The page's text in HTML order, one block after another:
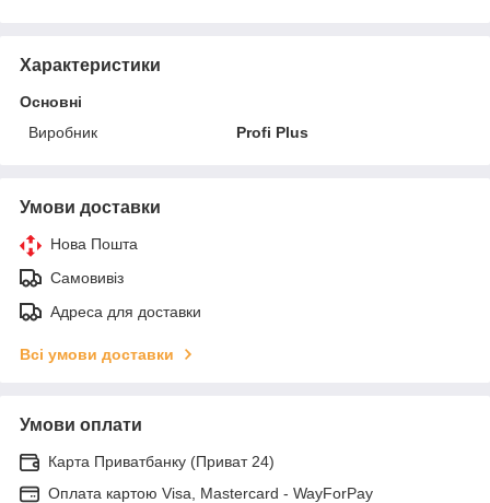
Характеристики
Основні
Виробник
Profi Plus
Умови доставки
Нова Пошта
Самовивіз
Адреса для доставки
Всі умови доставки
Умови оплати
Карта Приватбанку (Приват 24)
Оплата картою Visa, Mastercard - WayForPay